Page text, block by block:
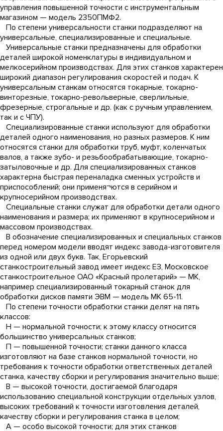
управления повышенной точности с инструментальным
магазином — модель 2350ПМФ2.
По степени универсальности станки подразделяют на
универсальные, специализированные и специальные.
Универсальные станки предназначены для обработки
деталей широкой номенклатуры в индивидуальном и
мелкосерийном производствах. Для этих станков характерен
широкий диапазон регулирования скоростей и подач. К
универсальным станкам относятся токарные, токарно-
винторезные, токарно-револьверные, сверлильные,
фрезерные, строгальные и др. (как с ручным управлением,
так и с ЧПУ).
Специализированные станки используют для обработки
деталей одного наименования, но разных размеров. К ним
относятся станки для обработки труб, муфт, коленчатых
валов, а также зубо- и резьбообрабатывающие, токарно-
затыловочные и др. Для специализированных станков
характерна быстрая переналадка сменных устройств и
приспособлений; они применя¬ются в серийном и
крупносерийном производствах.
Специальные станки служат для обработки детали одного
наименования и размера; их применяют в крупносерийном и
массовом производствах.
В обозначение специализированных и специальных станков
перед номером модели вводят индекс завода-изготовителя
из одной или двух букв. Так, Егорьевский
станкостроительный завод имеет индекс ЕЗ, Московское
станкостроительное ОАО «Красный пролетарий» — МК,
например специализированный токарный станок для
обработки дисков памяти ЭВМ — модель МК 65-11.
По степени точности обработки станки делят на пять
классов:
Н — нормальной точности; к этому классу относится
большинство универсальных станков;
П — повышенной точности; станки данного класса
изготовляют на базе станков нормальной точности, но
требования к точности обработки ответственных деталей
станка, качеству сборки и регулирования значительно выше;
В — высокой точности, достигаемой благодаря
использованию специальной конструкции отдельных узлов,
высоких требований к точности изготовления деталей,
качеству сборки и регулирования станка в целом;
А — особо высокой точности; для этих станков